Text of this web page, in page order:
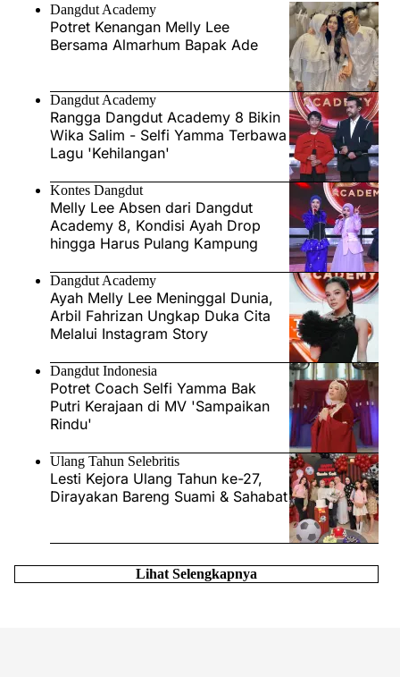
Dangdut Academy
Potret Kenangan Melly Lee
Bersama Almarhum Bapak Ade
Dangdut Academy
Rangga Dangdut Academy 8 Bikin
Wika Salim - Selfi Yamma Terbawa
Lagu 'Kehilangan'
Kontes Dangdut
Melly Lee Absen dari Dangdut
Academy 8, Kondisi Ayah Drop
hingga Harus Pulang Kampung
Dangdut Academy
Ayah Melly Lee Meninggal Dunia,
Arbil Fahrizan Ungkap Duka Cita
Melalui Instagram Story
Dangdut Indonesia
Potret Coach Selfi Yamma Bak
Putri Kerajaan di MV 'Sampaikan
Rindu'
Ulang Tahun Selebritis
Lesti Kejora Ulang Tahun ke-27,
Dirayakan Bareng Suami & Sahabat
Lihat Selengkapnya